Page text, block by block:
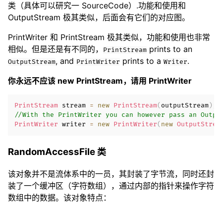
类（具体可以研究一 SourceCode）.功能和使用和
OutputStream 极其类似，后面会有它们的对应图。
PrintWriter 和 PrintStream 极其类似，功能和使用也非常
相似。但是还是有不同的，
PrintStream prints to an
OutputStream, and PrintWriter prints to a Writer.
你永远不应该 new PrintStream，请用 PrintWriter
PrintStream stream = new PrintStream( outputStream)
//With the PrintWriter you can however pass an
PrintWriter writer = new PrintWriter( new
RandomAccessFile 类
该对象并不是流体系中的一员，其封装了字节流，同时还封
装了一个缓冲区（字符数组），通过内部的指针来操作字符
数组中的数据。该对象特点：